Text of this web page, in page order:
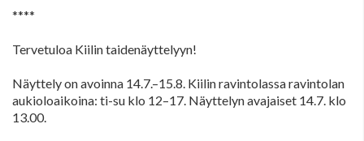
****
Tervetuloa Kiilin taidenäyttelyyn!
Näyttely on avoinna 14.7.–15.8. Kiilin ravintolassa ravintolan
aukioloaikoina: ti-su klo 12–17. Näyttelyn avajaiset 14.7. klo
13.00.